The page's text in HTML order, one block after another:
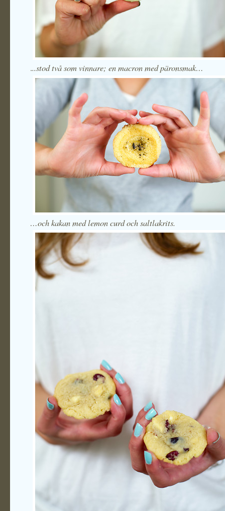
...stod två som vinnare; en macron med päronsmak…
…och kakan med lemon curd och saltlakrits.